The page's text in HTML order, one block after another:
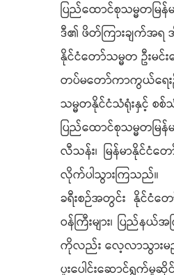
ပြည်ထောင်စုသမ္မတမ
ဒီ၏ ဖိတ်ကြားချက်အ
နိုင်ငံတော်သမ္မတ ဦးမ
တပ်မတော်ကာကွယ်ရေးဦး
သမ္မတနိုင်ငံသံရုံးနှင့်
ပြည်ထောင်စုသမ္မတမြန်
လီသန်း၊ မြန်မာနိုင်ငံတ
လိုက်ပါသွားကြသည်။
ခရီးစဉ်အတွင်း နိုင်ငံတ
ဝန်ကြီးများ၊ ပြည်
ကိုလည်း လေ့လာသွားမည်ဖ
ပူးပေါင်းဆောင်ရွက်မှုဆို